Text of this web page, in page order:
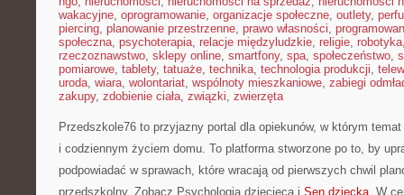
wakacyjne, oprogramowanie, organizacje społeczne, outlety,
piercing, planowanie przestrzenne, prawo własności,
społeczna, psychoterapia, relacje międzyludzkie, religie, robotyka
rzeczoznawstwo, sklepy online, smartfony, spa, społeczeństwo,
pomiarowe, tablety, tatuaże, technika, technologia produkcji,
uroda, wiara, wolontariat, wspólnoty mieszkaniowe, zabiegi
zakupy, zdobienie ciała, związki, zwierzęta
Przedszkole76 to przyjazny portal dla opiekunów, w którym
i codziennym życiem domu. To platforma stworzone po to, by
podpowiadać w sprawach, które wracają od pierwszych chwil
przedszkolny. Zobacz Psychologia dziecięca i Sen dziecka. W